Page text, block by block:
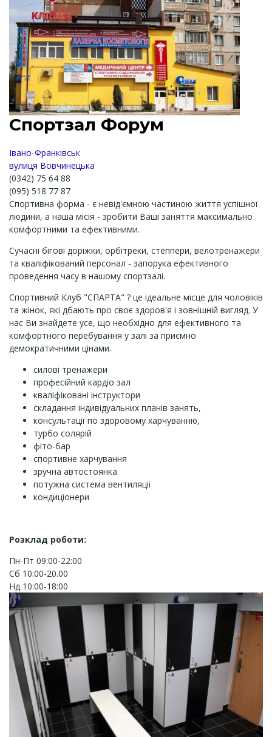
Спортзал Форум
Івано-Франківськ
вулиця Вовчинецька
(0342) 75 64 88
(095) 518 77 87
Спортивна форма - є невід'ємною частиною життя успішної
людини, а наша місія - зробити Ваші заняття максимально
комфортними та ефективними.
Сучасні бігові доріжки, орбітреки, степпери, велотренажери
та кваліфікований персонал - запорука ефективного
проведення часу в нашому спортзалі.
Спортивний Клуб "СПАРТА" ? це ідеальне місце для чоловіків
та жінок, які дбають про своє здоров'я і зовнішній вигляд. У
нас Ви знайдете усе, що необхідно для ефективного та
комфортного перебування у залі за приємно
демократичними цінами.
силові тренажери
професійний кардіо зал
кваліфіковані інструктори
складання індивідуальних планів занять,
консультації по здоровому харчуванню,
турбо солярій
фіто-бар
спортивне харчування
зручна автостоянка
потужна система вентиляції
кондиціонери
Розклад роботи:
Пн-Пт 09:00-22:00
Сб 10:00-20.00
Нд 10:00-18:00